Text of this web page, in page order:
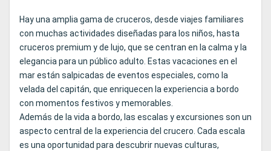
Hay una amplia gama de cruceros, desde viajes familiares
con muchas actividades diseñadas para los niños, hasta
cruceros premium y de lujo, que se centran en la calma y la
elegancia para un público adulto. Estas vacaciones en el
mar están salpicadas de eventos especiales, como la
velada del capitán, que enriquecen la experiencia a bordo
con momentos festivos y memorables.
Además de la vida a bordo, las escalas y excursiones son un
aspecto central de la experiencia del crucero. Cada escala
es una oportunidad para descubrir nuevas culturas,